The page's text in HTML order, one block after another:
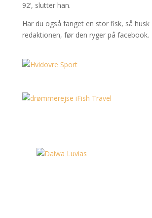
92’, slutter han.
Har du også fanget en stor fisk, så
redaktionen, før den ryger på facebook.